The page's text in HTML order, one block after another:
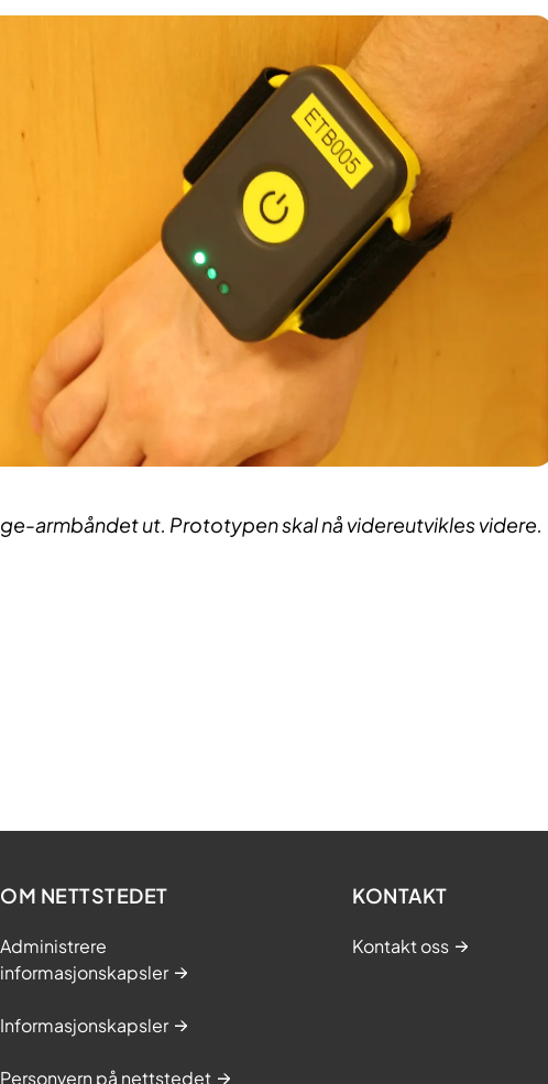
armbåndet ut. Prototypen skal nå videreutvikles videre.
OM NETTSTEDET
Administrere
informasjonskapsler
Informasjonskapsler
Personvern på nettstedet
KONTAKT
Kontakt oss